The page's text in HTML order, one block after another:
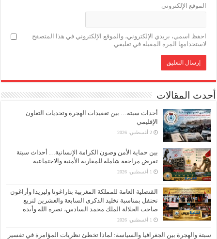
الموقع الإلكتروني
احفظ اسمي، بريدي الإلكتروني، والموقع الإلكتروني في هذا المتصفح
لاستخدامها المرة المقبلة في تعليقي.
أحدث المقالات
أحداث سبتة… بين تعقيدات الهجرة وتحديات التعاون
الإقليمي
2 أغسطس، 2026
بين حماية الأمن وصون الكرامة الإنسانية… أحداث سبتة
تفرض مراجعة شاملة للمقاربة الأمنية والاجتماعية
1 أغسطس، 2026
القنصلية العامة للمملكة المغربية بتاراغونا وليريدا وأراغون
تحتفل بمناسبة تخليد الذكرى السابعة والعشرين لتربع
صاحب الجلالة الملك محمد السادس، نصره الله وأيده
1 أغسطس، 2026
سبتة والهجرة بين الجغرافيا والسياسة: لماذا تخطئ نظريات المؤامرة في تفسير